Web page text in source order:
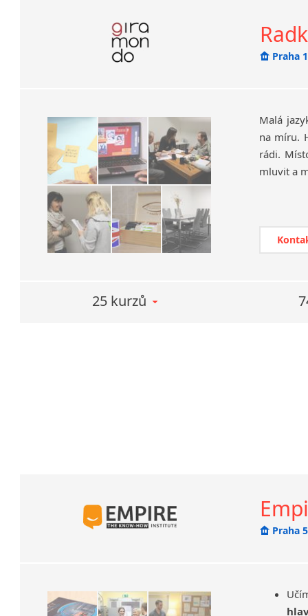
Praha
Malá
na míru.
rádi.
mluvit a
přímo
češtiny
25 kurzů
Praha